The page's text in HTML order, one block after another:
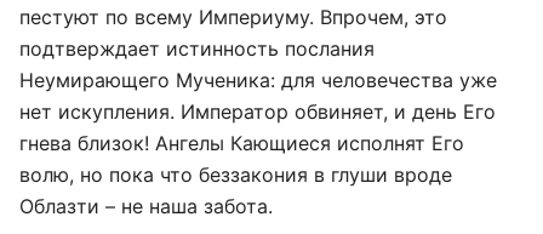
пестуют по всему Империуму. Впрочем, это
подтверждает истинность послания
Неумирающего Мученика: для человечества уже
нет искупления. Император обвиняет, и день Его
гнева близок! Ангелы Кающиеся исполнят Его
волю, но пока что беззакония в глуши вроде
Облазти – не наша забота.